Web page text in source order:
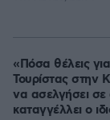
«Πόσα θέλεις
Τουρίστας στην
να ασελγήσει σε
καταγγέλλει ο